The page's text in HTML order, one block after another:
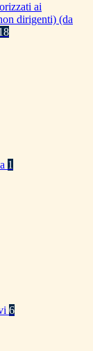
ai
dirigenti) (da
1
6